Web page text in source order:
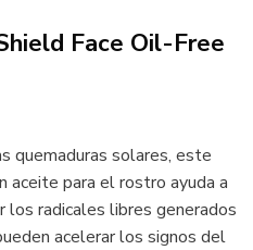
Face Oil-Free
quemaduras solares, este
aceite para el rostro ayuda a
los radicales libres generados
acelerar los signos del